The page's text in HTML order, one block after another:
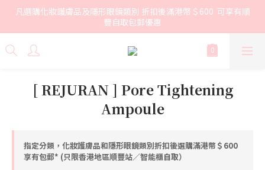
凡選購化妝護膚品及隱形眼鏡類別 折扣後滿港幣＄600  可享有順
豐自取包郵優惠
[ REJURAN ] Pore Tightening
Ampoule
指定分類，化妝護膚品和隱形眼鏡類別折扣後選購滿港幣＄600
享有包郵* (只限香港地區順豐站／智能櫃自取）